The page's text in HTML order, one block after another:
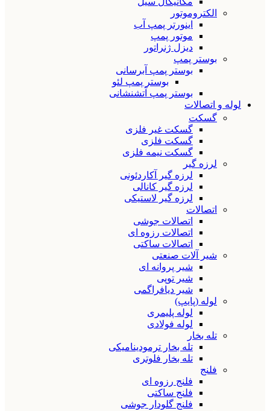
الکتروموتور
اینورتر پمپ آب
موتور پمپ
دیزل ژنراتور
بوستر پمپ
بوستر پمپ آبرسانی
بوستر پمپ لئو
بوستر پمپ آتشنشانی
لوله و اتصالات
گسکت
گسکت غیر فلزی
گسکت فلزی
گسکت نیمه فلزی
لرزه گیر
لرزه گیر آکاردئونی
لرزه گیر کانالی
لرزه گیر لاستیکی
اتصالات
اتصالات جوشی
اتصالات رزوه ای
اتصالات ساکتی
شیر آلات صنعتی
شیر پروانه ای
شیر توپی
شیر دیافراگمی
لوله (پایپ)
لوله پلیمری
لوله فولادی
تله بخار
تله بخار ترمودینامیکی
تله بخار فلوتری
فلنج
فلنج رزوه ای
فلنج ساکتی
فلنج گلودار جوشی